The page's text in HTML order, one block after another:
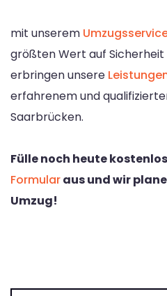
mit unserem
größten Wert auf Sicherheit
erbringen unsere
erfahrenem und
Saarbrücken.
Fülle noch heute
Formularaus und wir
Umzug!